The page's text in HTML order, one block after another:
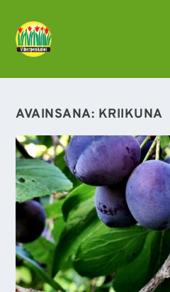
AVAINSANA: KRIIKUNA